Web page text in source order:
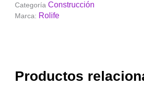
Categoría Construcción
Marca: Rolife
Productos